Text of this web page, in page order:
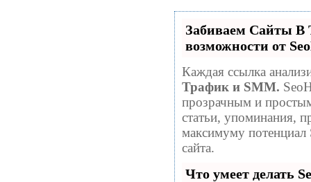
Забиваем Сайты
возможности от
Каждая ссылка
Трафик и SMM.
прозрачным и
статьи, упоминания,
максимуму
сайта.
Что умеет делать